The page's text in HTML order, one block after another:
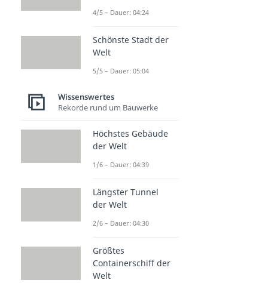
4/5 – Dauer: 04:24
Schönste Stadt der
Welt
5/5 – Dauer: 05:04
Wissenswertes
Rekorde rund um Bauwerke
Höchstes Gebäude
der Welt
1/6 – Dauer: 04:39
Längster Tunnel
der Welt
2/6 – Dauer: 04:30
Größtes
Containerschiff der
Welt